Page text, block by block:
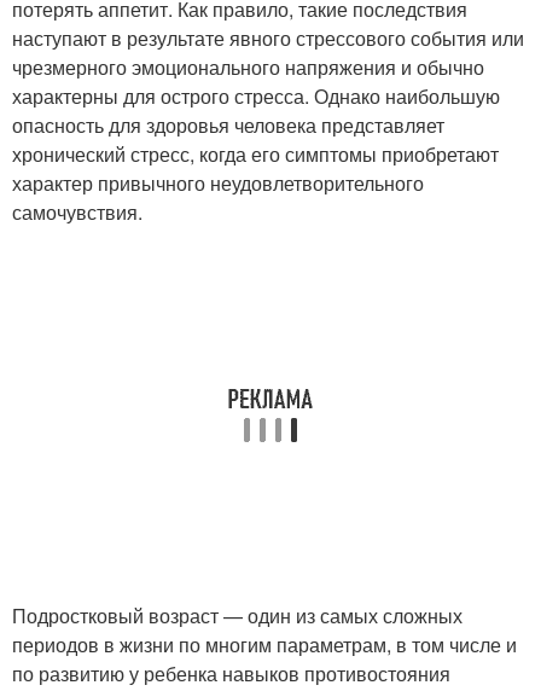
потерять аппетит. Как правило, такие последствия
наступают в результате явного стрессового события или
чрезмерного эмоционального напряжения и обычно
характерны для острого стресса. Однако наибольшую
опасность для здоровья человека представляет
хронический стресс, когда его симптомы приобретают
характер привычного неудовлетворительного
самочувствия.
Подростковый возраст — один из самых сложных
периодов в жизни по многим параметрам, в том числе и
по развитию у ребенка навыков противостояния